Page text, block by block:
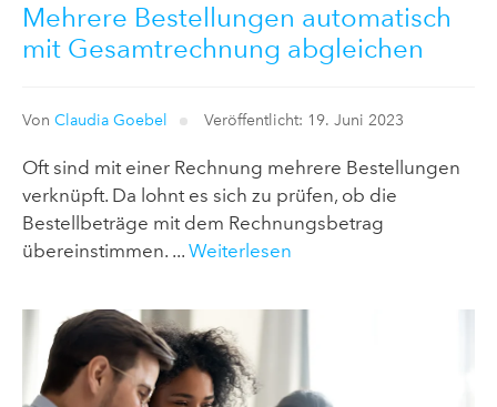
Mehrere Bestellungen automatisch
mit Gesamtrechnung abgleichen
Von Claudia Goebel Veröffentlicht: 19. Juni 2023
Oft sind mit einer Rechnung mehrere Bestellungen
verknüpft. Da lohnt es sich zu prüfen, ob die
Bestellbeträge mit dem Rechnungsbetrag
übereinstimmen. ... Weiterlesen